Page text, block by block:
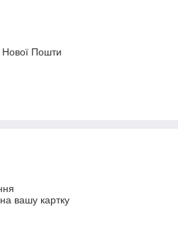
Нової Пошти
вашу картку